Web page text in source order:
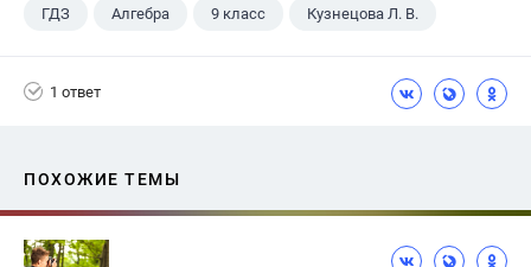
ГДЗ Алгебра 9 класс Кузнецова Л. В.
1 ответ
ПОХОЖИЕ ТЕМЫ